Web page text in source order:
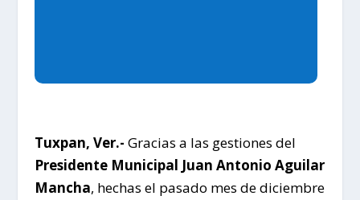
Tuxpan, Ver.- Gracias a las gestiones del
Presidente Municipal Juan Antonio Aguilar
Mancha, hechas el pasado mes de diciembre